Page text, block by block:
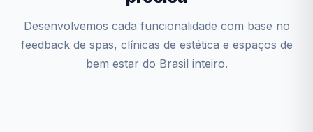
Desenvolvemos cada funcionalidade com base no
feedback de spas, clínicas de estética e espaços de
bem estar do Brasil inteiro.